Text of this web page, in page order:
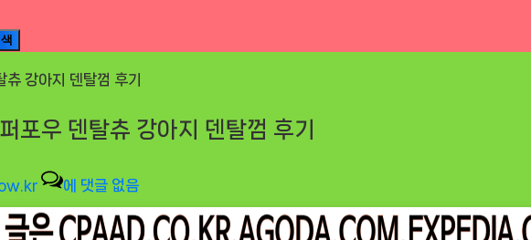
포우 덴탈츄 강아지 덴탈껌 후기
강
아
지
에 댓글 없음